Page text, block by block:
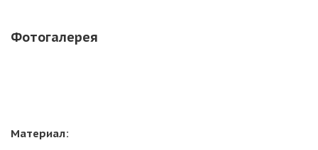
Материал:
Фотогалерея